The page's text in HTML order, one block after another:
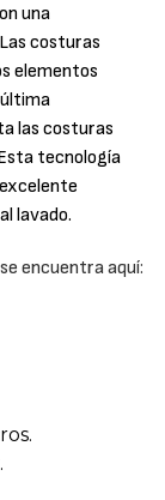
una
costuras
elementos
las costuras
tecnología
lavado.
encuentra aquí: